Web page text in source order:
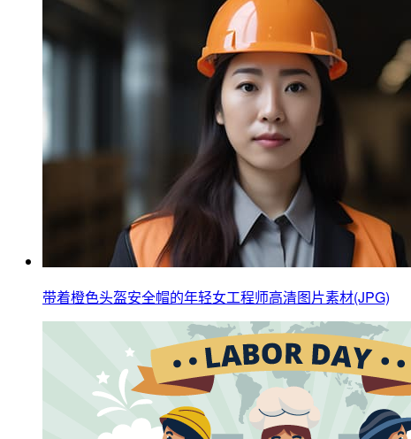
带着橙色头盔安全帽的年轻女工程师高清图片素材(JPG)